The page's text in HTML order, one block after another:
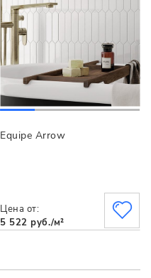
Equipe Arrow
Цена от:
5 522 руб./м²